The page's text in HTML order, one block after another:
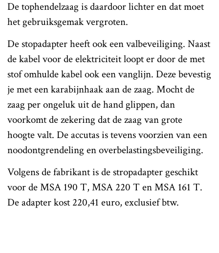
De tophendelzaag is daardoor lichter en dat moet
het gebruiksgemak vergroten.
De stopadapter heeft ook een valbeveiliging. Naast
de kabel voor de elektriciteit loopt er door de met
stof omhulde kabel ook een vanglijn. Deze bevestig
je met een karabijnhaak aan de zaag. Mocht de
zaag per ongeluk uit de hand glippen, dan
voorkomt de zekering dat de zaag van grote
hoogte valt. De accutas is tevens voorzien van een
noodontgrendeling en overbelastingsbeveiliging.
Volgens de fabrikant is de stropadapter geschikt
voor de MSA 190 T, MSA 220 T en MSA 161 T.
De adapter kost 220,41 euro, exclusief btw.